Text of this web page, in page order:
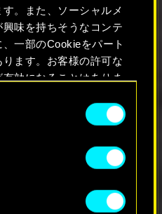
。また、ソーシャルメ
味を持ちそうなコンテ
一部のCookieをパート
ます。お客様の許可な
効になることはありま
ォーマンスの変更点に関
定」メニューでご確認く
ンリム
オンホイールを
イトシティを駆
の色が変更可能